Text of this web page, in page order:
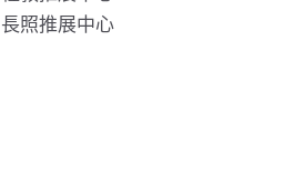
長照推展中心